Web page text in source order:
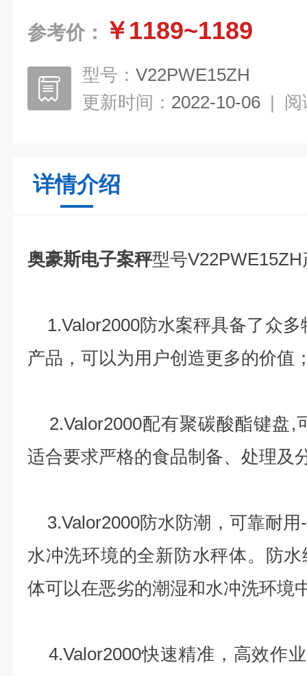
参考价： ￥1189~1189
型号： V22PWE15ZH
更新时间： 2022-10-06 | 阅
详情介绍
奥豪斯电子案秤型号
1.Valor2000防水案秤具备了众多
产品，可以为用户创造更多的价值
2.Valor2000配有聚碳酸酯键盘,
适合要求严格的食品制备、处理及
3.Valor2000防水防潮，可靠耐
水冲洗环境的全新防水秤体。防
体可以在恶劣的潮湿和水冲洗环境
4.Valor2000快速精准，高效作